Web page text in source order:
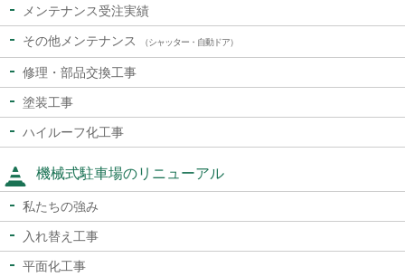
メンテナンス受注実績
その他メンテナンス （シャッター・自動ドア）
修理・部品交換工事
塗装工事
ハイルーフ化工事
機械式駐車場のリニューアル
私たちの強み
入れ替え工事
平面化工事